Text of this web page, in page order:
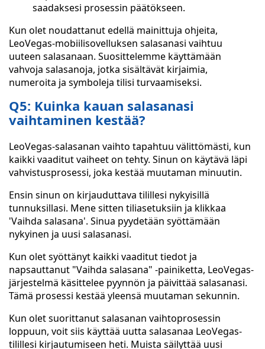
saadaksesi prosessin päätökseen.
Kun olet noudattanut edellä mainittuja ohjeita,
LeoVegas-mobiilisovelluksen salasanasi vaihtuu
uuteen salasanaan. Suosittelemme käyttämään
vahvoja salasanoja, jotka sisältävät kirjaimia,
numeroita ja symboleja tilisi turvaamiseksi.
Q5: Kuinka kauan salasanasi
vaihtaminen kestää?
LeoVegas-salasanan vaihto tapahtuu välittömästi, kun
kaikki vaaditut vaiheet on tehty. Sinun on käytävä läpi
vahvistusprosessi, joka kestää muutaman minuutin.
Ensin sinun on kirjauduttava tilillesi nykyisillä
tunnuksillasi. Mene sitten tiliasetuksiin ja klikkaa
'Vaihda salasana'. Sinua pyydetään syöttämään
nykyinen ja uusi salasanasi.
Kun olet syöttänyt kaikki vaaditut tiedot ja
napsauttanut "Vaihda salasana" -painiketta, LeoVegas-
järjestelmä käsittelee pyynnön ja päivittää salasanasi.
Tämä prosessi kestää yleensä muutaman sekunnin.
Kun olet suorittanut salasanan vaihtoprosessin
loppuun, voit siis käyttää uutta salasanaa LeoVegas-
tilillesi kirjautumiseen heti. Muista säilyttää uusi